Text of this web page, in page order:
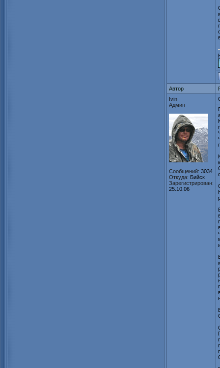
Автор
Ivin
Админ
Сообщений: 3034
Откуда: Бийск
Зарегистрирован:
25.10.06